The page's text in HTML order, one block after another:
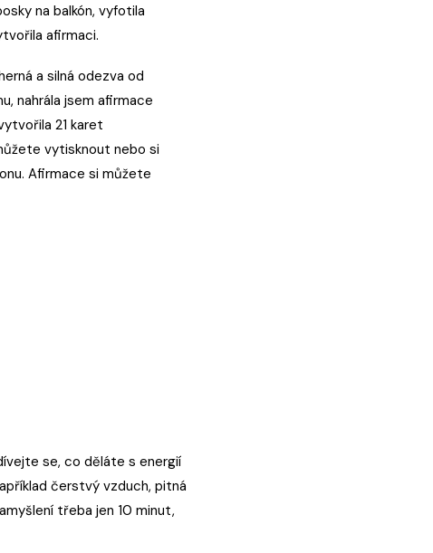
na balkón, vyfotila
afirmaci.
a silná odezva od
nahrála jsem afirmace
21 karet
vytisknout nebo si
Afirmace si můžete
se, co děláte s energií
čerstvý vzduch, pitná
třeba jen 10 minut,